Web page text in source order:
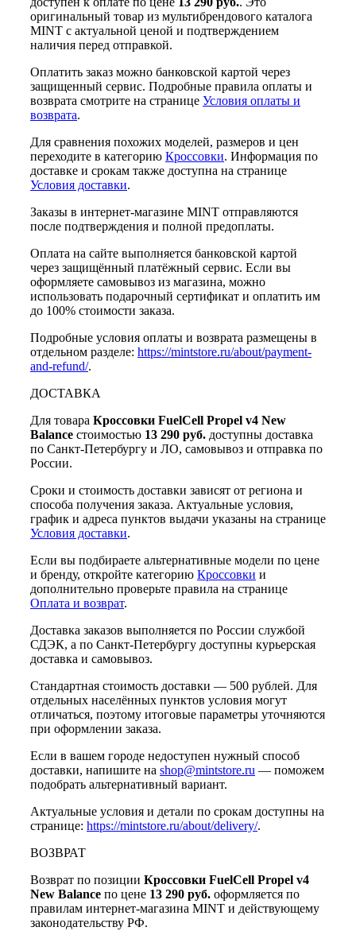
оригинальный товар из мультибрендового каталога
MINT с актуальной ценой и подтверждением
наличия перед отправкой.
Оплатить заказ можно банковской картой через
защищенный сервис. Подробные правила оплаты и
возврата смотрите на странице Условия оплаты и
возврата.
Для сравнения похожих моделей, размеров и цен
переходите в категорию Кроссовки. Информация по
доставке и срокам также доступна на странице
Условия доставки.
Заказы в интернет-магазине MINT отправляются
после подтверждения и полной предоплаты.
Оплата на сайте выполняется банковской картой
через защищённый платёжный сервис. Если вы
оформляете самовывоз из магазина, можно
использовать подарочный сертификат и оплатить им
до 100% стоимости заказа.
Подробные условия оплаты и возврата размещены в
отдельном разделе: https://mintstore.ru/about/payment-
and-refund/.
ДОСТАВКА
Для товара Кроссовки FuelCell Propel v4 New
Balance стоимостью 13 290 руб. доступны доставка
по Санкт-Петербургу и ЛО, самовывоз и отправка по
России.
Сроки и стоимость доставки зависят от региона и
способа получения заказа. Актуальные условия,
график и адреса пунктов выдачи указаны на странице
Условия доставки.
Если вы подбираете альтернативные модели по цене
и бренду, откройте категорию Кроссовки и
дополнительно проверьте правила на странице
Оплата и возврат.
Доставка заказов выполняется по России службой
СДЭК, а по Санкт-Петербургу доступны курьерская
доставка и самовывоз.
Стандартная стоимость доставки — 500 рублей. Для
отдельных населённых пунктов условия могут
отличаться, поэтому итоговые параметры уточняются
при оформлении заказа.
Если в вашем городе недоступен нужный способ
доставки, напишите на shop@mintstore.ru — поможем
подобрать альтернативный вариант.
Актуальные условия и детали по срокам доступны на
странице: https://mintstore.ru/about/delivery/.
ВОЗВРАТ
Возврат по позиции Кроссовки FuelCell Propel v4
New Balance по цене 13 290 руб. оформляется по
правилам интернет-магазина MINT и действующему
законодательству РФ.